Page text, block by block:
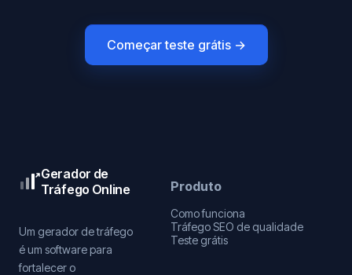
Começar teste grátis →
Gerador de
Tráfego Online
Um gerador de tráfego
é um software para
fortalecer o
Produto
Como funciona
Tráfego SEO de qualidade
Teste grátis